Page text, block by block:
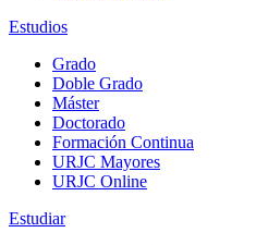
Estudios
Grado
Doble Grado
Máster
Doctorado
Formación Continua
URJC Mayores
URJC Online
Estudiar